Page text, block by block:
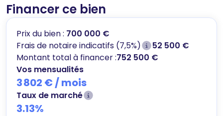
Financer ce bien
Prix du bien : 700 000 €
Frais de notaire indicatifs (7,5%)
52 500 €
Montant total à financer :752 500 €
Vos mensualités
3 802 € / mois
Taux de marché
3.13%